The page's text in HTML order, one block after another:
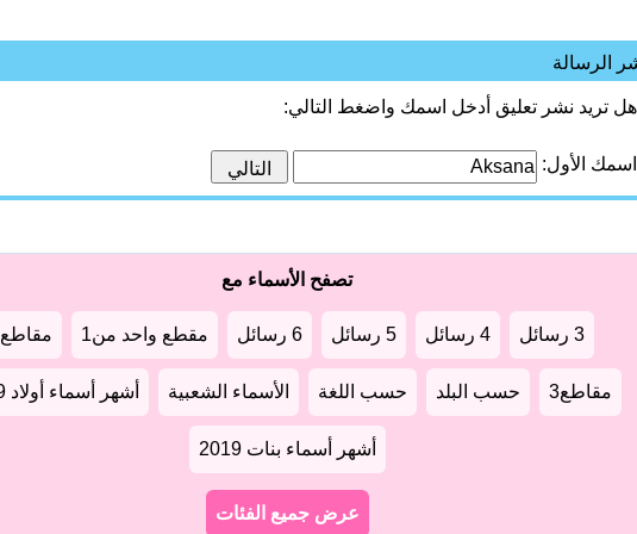
الرسالة
هل تريد نشر تعليق أدخل اسمك واضغط التالي:
اسمك الأول:
تصفح الأسماء مع
3 رسائل 4 رسائل 5 رسائل 6 رسائل مقطع واحد من1 مقاطع2
مقاطع3 حسب البلد حسب اللغة الأسماء الشعبية أشهر أسماء أولاد 2019
أشهر أسماء بنات 2019
عرض جميع الفئات